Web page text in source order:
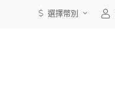
選擇幣別